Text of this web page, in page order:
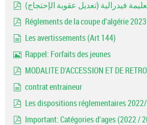
فيدرالية (تعديل عقوبة الإحتجاج)
Réglements de la coupe d'algérie 2023
Les avertissements (Art 144)
Rappel: Forfaits des jeunes
MODALITE D'ACCESSION ET DE
contrat entraineur
Les dispositions réglementaires
Important: Catégories d'ages (2022 /